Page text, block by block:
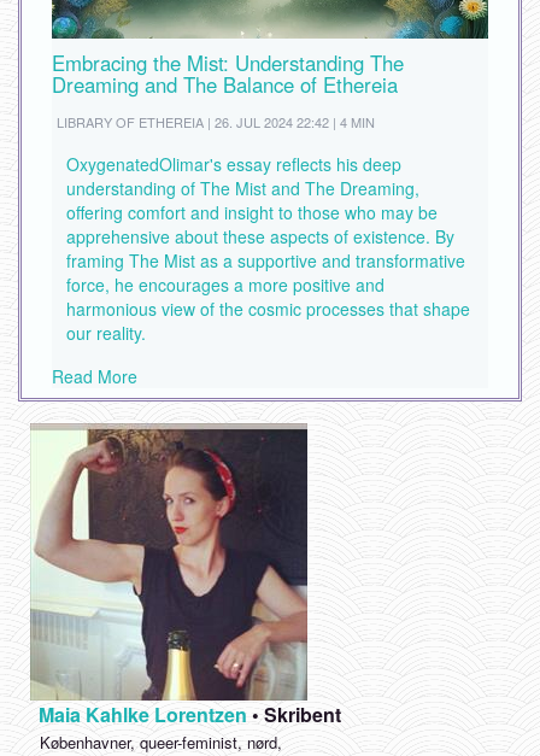
Embracing the Mist: Understanding The
Dreaming and The Balance of Ethereia
LIBRARY OF ETHEREIA | 26. JUL 2024 22:42 | 4 MIN
OxygenatedOlimar's essay reflects his deep
understanding of The Mist and The Dreaming,
offering comfort and insight to those who may be
apprehensive about these aspects of existence. By
framing The Mist as a supportive and transformative
force, he encourages a more positive and
harmonious view of the cosmic processes that shape
our reality.
Read More
Maia Kahlke Lorentzen • Skribent
Københavner, queer-feminist, nørd,